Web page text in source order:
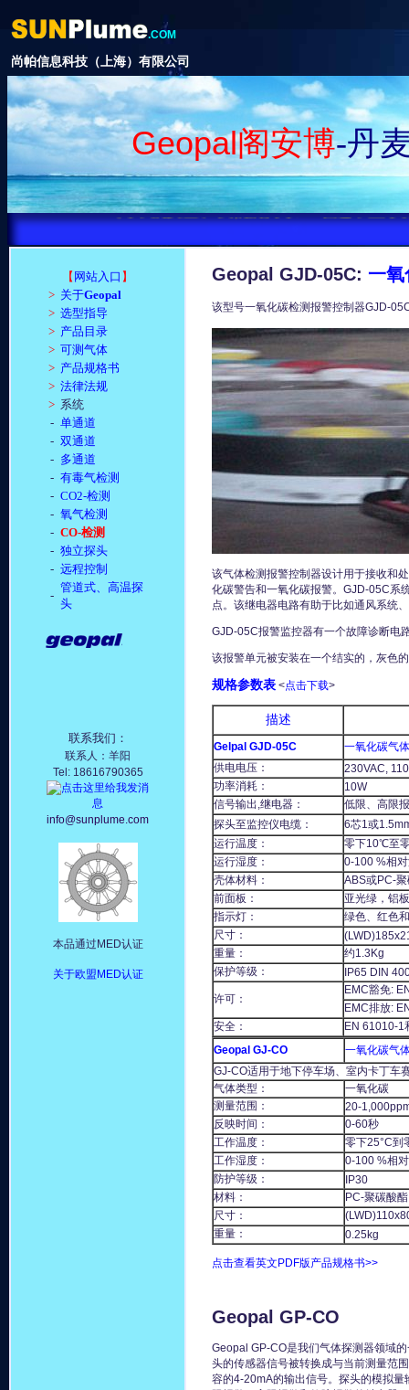
.COM
尚帕信息科技（上海）有限公司
Geopal阁安博-丹
阁下的安全、我们的搏求！ 在还不至
【 网站入口 】
> 关于Geopal
> 选型指导
> 产品目录
> 可测气体
> 产品规格书
> 法律法规
> 系统
- 单通道
- 双通道
- 多通道
- 有毒气检测
- CO2-检测
- 氧气检测
- CO-检测
- 独立探头
- 远程控制
-
管道式、高温探
头
联系我们：
联系人：羊阳
Tel: 18616790365
info@sunplume.com
本品通过MED认证
关于欧盟MED认证
Geopal GJD-05C: 一氧
该型号一氧化碳检测报警控制器GJD-
该气体检测报警控制器设计用于接收和
化碳警告和一氧化碳报警。GJD-05C系
点。该继电器电路有助于比如通风系统
GJD-05C报警监控器有一个故障诊断电
该报警单元被安装在一个结实的，灰色
规格参数表 <点击下载>
描述
Gelpal GJD-05C 一氧化碳气
供电电压：
230VAC,
功率消耗：
10W
信号输出,继电器：
低限、高限
探头至监控仪电缆：
6芯1或
运行温度：
零下10℃至
运行湿度：
0-100 %相
壳体材料：
ABS或PC-
前面板：
亚光绿，铝
指示灯：
绿色、红色
尺寸：
重量：
约1.3Kg
保护等级：
IP65 DIN
许可：
EMC豁免:
EMC排放:
安全：
EN 61010-1
Geopal GJ-CO
一氧化碳气
GJ-CO适用于地下停车场、室内卡丁车
气体类型：
一氧化碳
测量范围：
20-
反映时间：
0-60秒
工作温度：
零下25°C到
工作湿度：
0-100 %相
防护等级：
IP30
材料：
PC-聚碳酸酯
尺寸：
重量：
0.25kg
点击查看英文PDF版产品规格书>>
Geopal GP-CO
Geopal GP-CO是我们气体探测器领域
头的传感器信号被转换成与当前测量范
容的4-20mA的输出信号。探头的模拟